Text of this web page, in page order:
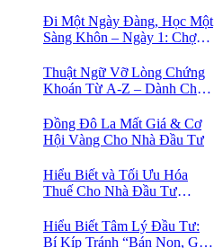
Đi Một Ngày Đàng, Học Một
Sàng Khôn – Ngày 1: Chợ
Thuật Ngữ Vỡ Lòng Chứng
Khoán Từ A-Z – Dành Cho
Đồng Đô La Mất Giá & Cơ
Hội Vàng Cho Nhà Đầu Tư
Hiểu Biết và Tối Ưu Hóa
Thuế Cho Nhà Đầu Tư
Hiểu Biết Tâm Lý Đầu Tư:
Bí Kíp Tránh “Bán Non, Giữ